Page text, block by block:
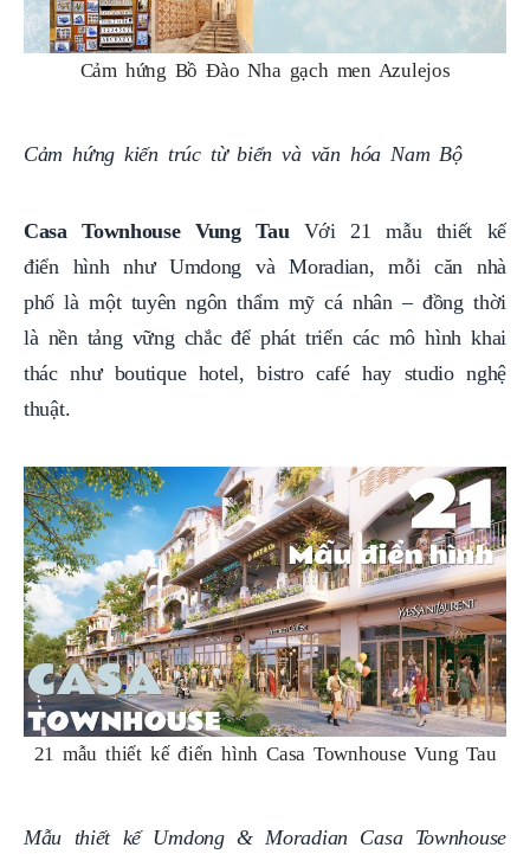
Cảm hứng Bồ Đào Nha gạch men Azulejos
Cảm hứng kiến trúc từ biển và văn hóa Nam Bộ
Casa Townhouse Vung Tau Với 21 mẫu thiết kế
điển hình như Umdong và Moradian, mỗi căn nhà
phố là một tuyên ngôn thẩm mỹ cá nhân – đồng thời
là nền tảng vững chắc để phát triển các mô hình khai
thác như boutique hotel, bistro café hay studio nghệ
thuật.
21 mẫu thiết kế điển hình Casa Townhouse Vung Tau
Mẫu thiết kế Umdong & Moradian Casa Townhouse